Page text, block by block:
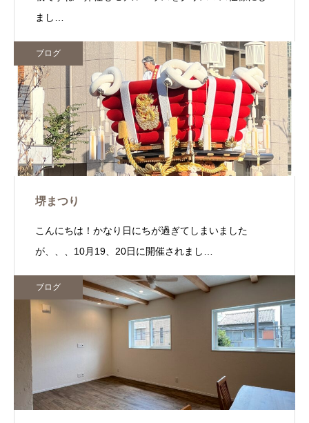
まし…
ブログ
堺まつり
こんにちは！かなり日にちが過ぎてしまいました
が、、、10月19、20日に開催されまし…
ブログ